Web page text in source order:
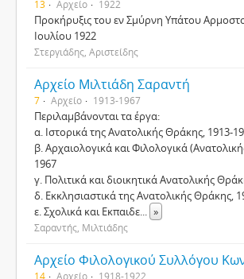
13 Αρχείο 1922
Προκήρυξις του εν Σμύρνη Υπάτου
Ιουλίου 1922
Στεργιάδης, Αριστείδης
Αρχείο Μιλτιάδη Σαραντή
7 Αρχείο 1913-1967
Περιλαμβάνονται τα έργα:
α. Ιστορικά της Ανατολικής Θράκης, 1913-
β. Αρχαιολογικά και Φιλολογικά
1967
γ. Πολιτικά και διοικητικά Ανατολικής
δ. Εκκλησιαστικά της Ανατολικής Θράκης,
ε. Σχολικά και Εκπαιδε... »
Σαραντής, Μιλτιάδης
14 Αρχείο 1918-1922